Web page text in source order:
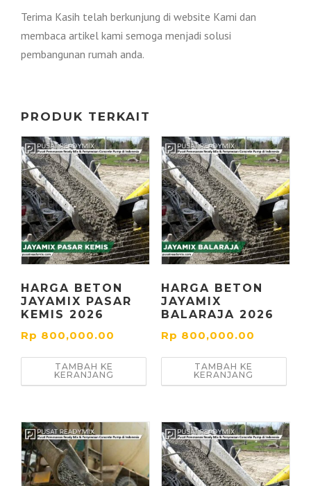
Terima Kasih telah berkunjung di website Kami dan
membaca artikel kami semoga menjadi solusi
pembangunan rumah anda.
PRODUK TERKAIT
HARGA BETON
JAYAMIX PASAR
KEMIS 2026
Rp 800,000.00
TAMBAH KE
KERANJANG
HARGA BETON
JAYAMIX
BALARAJA 2026
Rp 800,000.00
TAMBAH KE
KERANJANG